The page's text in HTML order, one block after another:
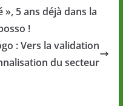
», 5 ans déjà dans la
!
: Vers la validation
du secteur